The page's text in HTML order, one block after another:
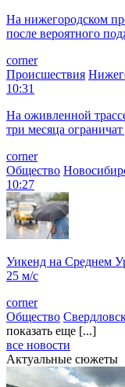
На нижегородском
после вероятного
corner
Происшествия
10:31
На оживленной
три месяца
corner
Общество
10:27
Уикенд на Среднем
25 м/с
corner
Общество
показать еще [...]
все новости
Актуальные сюжеты